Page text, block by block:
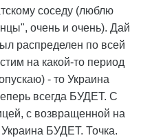
соседу (люблю
очень и очень). Дай
распределен по всей
на какой-то период
- то Украина
всегда БУДЕТ. С
с возвращенной на
БУДЕТ. Точка.